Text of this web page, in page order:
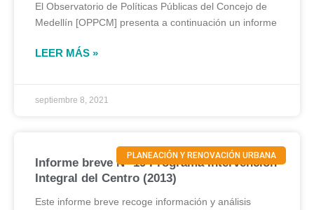
El Observatorio de Políticas Públicas del Concejo de
Medellín [OPPCM] presenta a continuación un informe
LEER MÁS »
septiembre 8, 2021
PLANEACIÓN Y RENOVACIÓN URBANA
Informe breve N° 19 Programa Intervención
Integral del Centro (2013)
Este informe breve recoge información y análisis